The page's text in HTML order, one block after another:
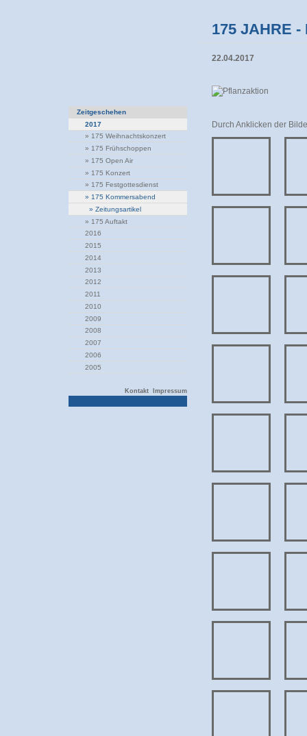
Zeitgeschehen
2017
» 175 Weihnachtskonzert
» 175 Frühschoppen
» 175 Open Air
» 175 Konzert
» 175 Festgottesdienst
» 175 Kommersabend
» Zeitungsartikel
» 175 Auftakt
2016
2015
2014
2013
2012
2011
2010
2009
2008
2007
2006
2005
Kontakt Impressum
175 JAHRE -
22.04.2017
Durch Anklicken der